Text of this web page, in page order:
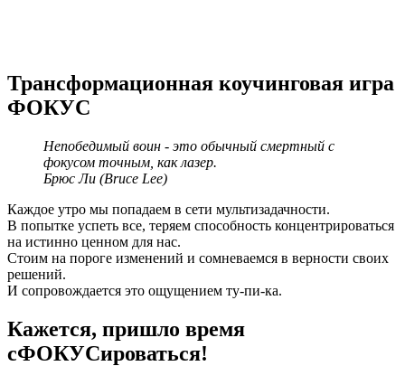
Трансформационная коучинговая игра
ФОКУС
Непобедимый воин - это обычный смертный с
фокусом точным, как лазер.
Брюс Ли (Bruce Lee)
Каждое утро мы попадаем в сети мультизадачности.
В попытке успеть все, теряем способность концентрироваться
на истинно ценном для нас.
Стоим на пороге изменений и сомневаемся в верности своих
решений.
И сопровождается это ощущением ту-пи-ка.
Кажется, пришло время
сФОКУСироваться!